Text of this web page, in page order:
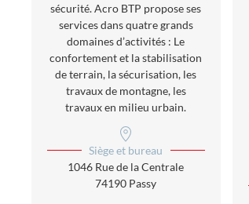
sécurité. Acro BTP propose ses
services dans quatre grands
domaines d’activités : Le
confortement et la stabilisation
de terrain, la sécurisation, les
travaux de montagne, les
travaux en milieu urbain.
Siège et bureau
1046 Rue de la Centrale
74190 Passy